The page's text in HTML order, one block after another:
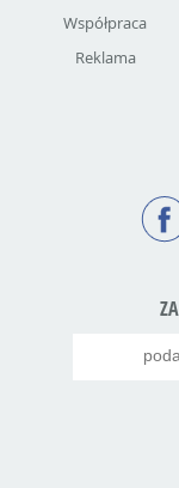
Współpraca
Reklama